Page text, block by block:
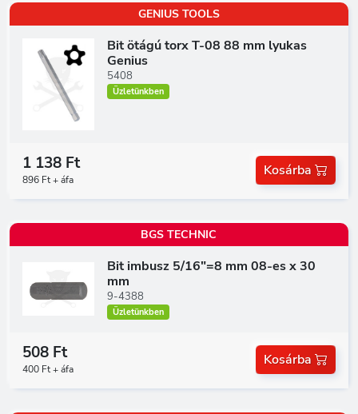
GENIUS TOOLS
Bit ötágú torx T-08 88 mm lyukas
Genius
5408
Üzletünkben
1 138 Ft
896 Ft + áfa
Kosárba
BGS TECHNIC
Bit imbusz 5/16"=8 mm 08-es x 30
mm
9-4388
Üzletünkben
508 Ft
400 Ft + áfa
Kosárba